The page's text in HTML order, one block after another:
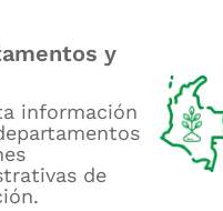
y
información
de